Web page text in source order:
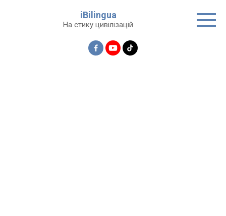
iBilingua
На стику цивілізацій